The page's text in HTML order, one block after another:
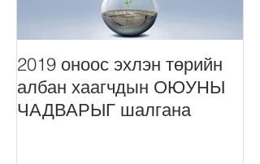
2019 оноос эхлэн төрийн
албан хаагчдын ОЮУНЫ
ЧАДВАРЫГ шалгана